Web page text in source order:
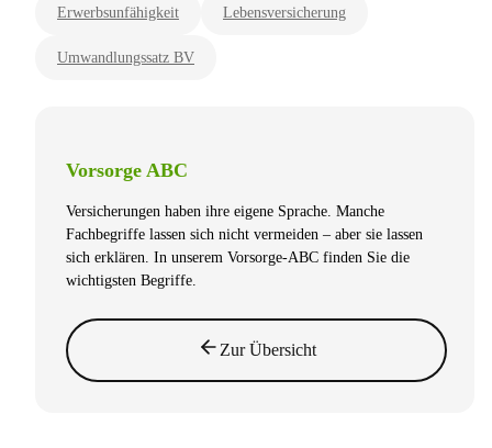
Erwerbsunfähigkeit Lebensversicherung
Umwandlungssatz BV
Vorsorge ABC
Versicherungen haben ihre eigene Sprache. Manche
Fachbegriffe lassen sich nicht vermeiden – aber sie lassen
sich erklären. In unserem Vorsorge-ABC finden Sie die
wichtigsten Begriffe.
Zur Übersicht